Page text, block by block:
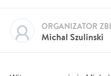
Michal Szulinski
ORGANIZATOR